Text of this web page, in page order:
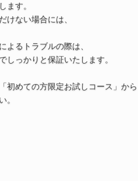
ます。
けない場合には、
よるトラブルの際は、
しっかりと保証いたします。
初めての方限定お試しコース」か
。